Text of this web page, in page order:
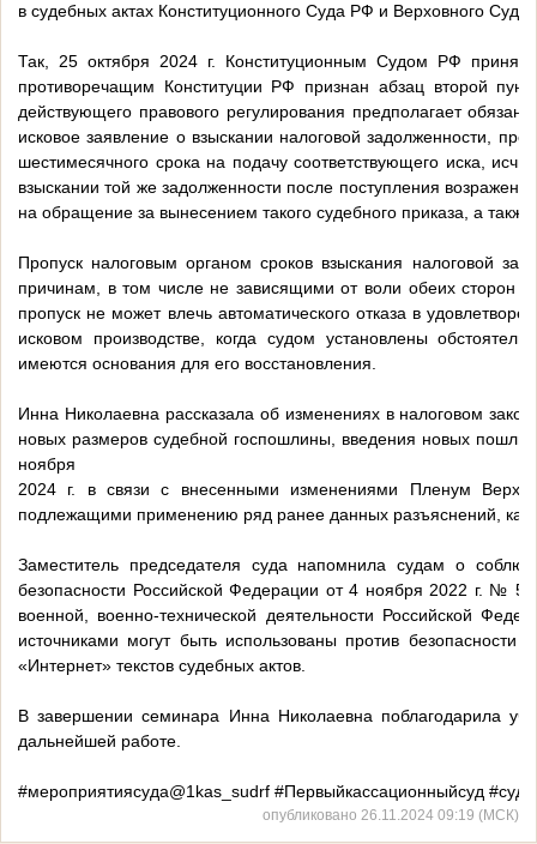
в судебных актах Конституционного Суда РФ и Верховного
Так, 25 октября 2024 г. Конституционным Судом РФ
противоречащим Конституции РФ признан абзац второй
действующего правового регулирования предполагает
исковое заявление о взыскании налоговой задолженности,
шестимесячного срока на подачу соответствующего иска,
взыскании той же задолженности после поступления
на обращение за вынесением такого судебного приказа, а
Пропуск налоговым органом сроков взыскания налоговой
причинам, в том числе не зависящими от воли обеих сторон
пропуск не может влечь автоматического отказа в
исковом производстве, когда судом установлены
имеются основания для его восстановления.
Инна Николаевна рассказала об изменениях в налоговом
новых размеров судебной госпошлины, введения новых
ноября
2024 г. в связи с внесенными изменениями Пленум
подлежащими применению ряд ранее данных разъяснений,
Заместитель председателя суда напомнила судам о
безопасности Российской Федерации от 4 ноября 2022 г. №
военной, военно-технической деятельности Российской
источниками могут быть использованы против
«Интернет» текстов судебных актов.
В завершении семинара Инна Николаевна поблагодарила
дальнейшей работе.
#мероприятиясуда@1kas_sudrf #Первыйкассационныйсуд
опубликовано 26.11.2024 09:19 (МСК)